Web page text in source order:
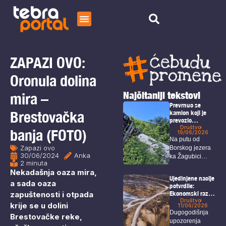
Čitaj
O nama
ZAPAZI OVO:
Oronula dolina
mira –
Brestovačka
banja (FOTO)
Zapazi ovo
30/06/2024
Anka
2 minuta
Nekadašnja oaza mira,
a sada oaza
zapuštenosti i otpada
krije se u dolini
Brestovačke reke,
Najčitaniji tekstovi
Prevrnuo se
kamion koji je
prevozio
džinovsku elisu
za vetropark
kineskih
investitora na
Crnom vrhu kod
Društvo
19/06/2026
Na putu od
Borskog jezera
ka Žagubici
Ujedinjene nacije
potvrdile:
Ekonomski razvoj
u Borskom
okrugu nije
usklađen sa
zaštitom ljudskih
Društvo
11/06/2026
Dugogodišnja
upozorenja